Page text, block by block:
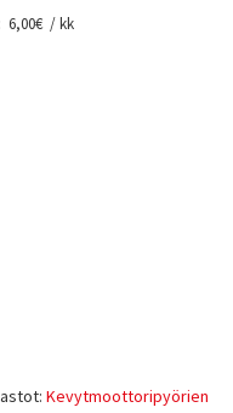
6,00€ / kk
Kevytmoottoripyörien